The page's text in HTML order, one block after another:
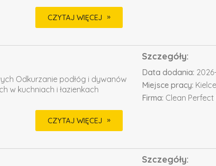
CZYTAJ WIĘCEJ
Odkurzanie podłóg i dywanów
w kuchniach i łazienkach
Szczegóły:
Data dodania:
Miejsce pracy: Kielce
Firma: Clean Perfect
CZYTAJ WIĘCEJ
Szczegóły: